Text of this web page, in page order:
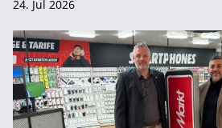
24. Jul 2026